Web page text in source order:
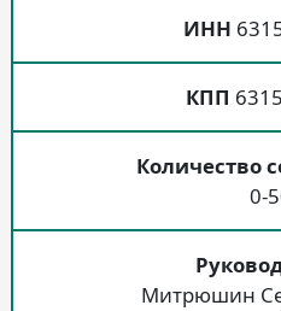
ИНН
КПП
Количество
0-
Митрюшин